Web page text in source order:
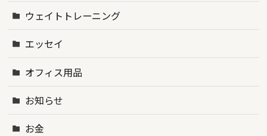
ウェイトトレーニング
エッセイ
オフィス用品
お知らせ
お金